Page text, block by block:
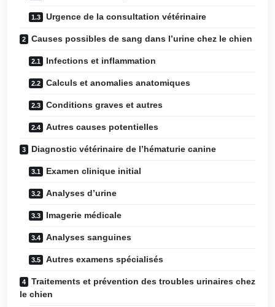
Urgence de la consultation vétérinaire
Causes possibles de sang dans l’urine chez le chien
Infections et inflammation
Calculs et anomalies anatomiques
Conditions graves et autres
Autres causes potentielles
Diagnostic vétérinaire de l’hématurie canine
Examen clinique initial
Analyses d’urine
Imagerie médicale
Analyses sanguines
Autres examens spécialisés
Traitements et prévention des troubles urinaires chez
le chien